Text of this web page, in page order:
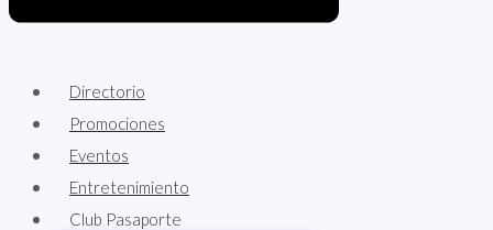
Directorio
Promociones
Eventos
Entretenimiento
Club Pasaporte